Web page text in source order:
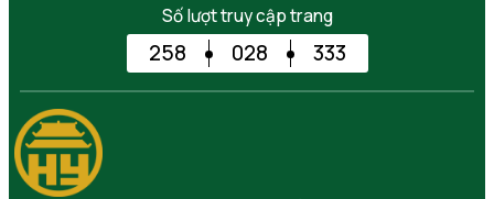
Số lượt truy cập trang
258 028 333